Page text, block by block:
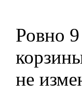
Ровно
не